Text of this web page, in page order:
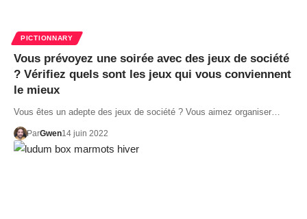
PICTIONNARY
Vous prévoyez une soirée avec des jeux de société
? Vérifiez quels sont les jeux qui vous conviennent
le mieux
Vous êtes un adepte des jeux de société ? Vous aimez organiser…
ParGwen14 juin 2022